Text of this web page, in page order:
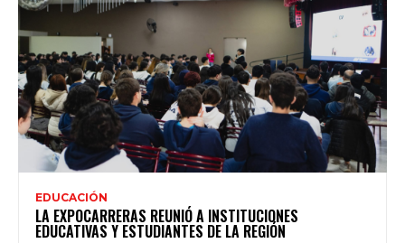
EDUCACIÓN
LA EXPOCARRERAS REUNIÓ A INSTITUCIONES
EDUCATIVAS Y ESTUDIANTES DE LA REGIÓN